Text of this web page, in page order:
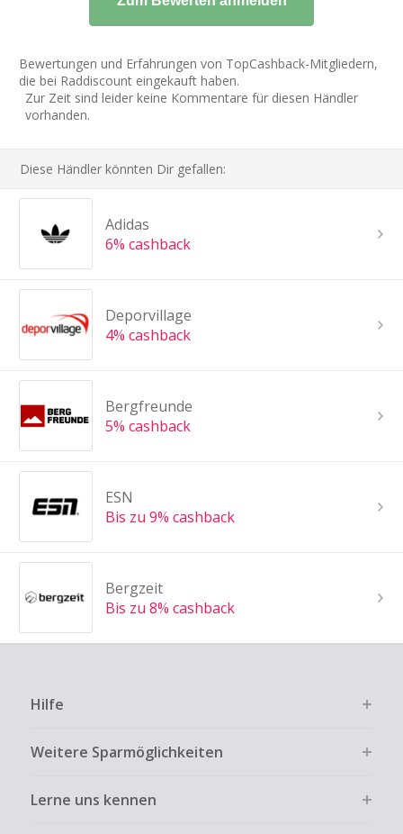
Bewertungen und Erfahrungen von TopCashback-Mitgliedern,
die bei Raddiscount eingekauft haben.
Zur Zeit sind leider keine Kommentare für diesen Händler
vorhanden.
Diese Händler könnten Dir gefallen:
Adidas
6% cashback
Deporvillage
4% cashback
Bergfreunde
5% cashback
ESN
Bis zu 9% cashback
Bergzeit
Bis zu 8% cashback
Hilfe
Weitere Sparmöglichkeiten
Lerne uns kennen